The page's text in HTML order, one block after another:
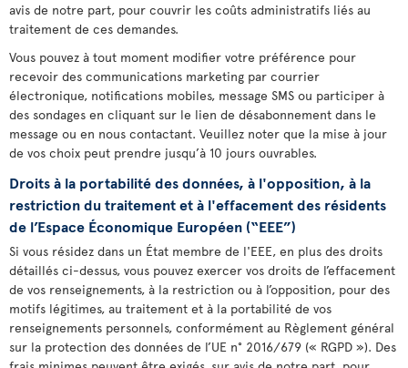
avis de notre part, pour couvrir les coûts administratifs liés au
traitement de ces demandes.
Vous pouvez à tout moment modifier votre préférence pour
recevoir des communications marketing par courrier
électronique, notifications mobiles, message SMS ou participer à
des sondages en cliquant sur le lien de désabonnement dans le
message ou en nous contactant. Veuillez noter que la mise à jour
de vos choix peut prendre jusqu’à 10 jours ouvrables.
Droits à la portabilité des données, à l'opposition, à la
restriction du traitement et à l'effacement des résidents
de l’Espace Économique Européen (“EEE”)
Si vous résidez dans un État membre de l'EEE, en plus des droits
détaillés ci-dessus, vous pouvez exercer vos droits de l’effacement
de vos renseignements, à la restriction ou à l’opposition, pour des
motifs légitimes, au traitement et à la portabilité de vos
renseignements personnels, conformément au Règlement général
sur la protection des données de l’UE n° 2016/679 (« RGPD »). Des